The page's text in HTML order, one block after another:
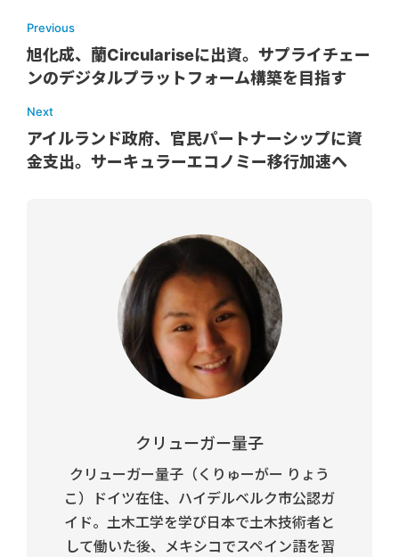
Previous
旭化成、蘭Circulariseに出資。サプライチェー
ンのデジタルプラットフォーム構築を目指す
Next
アイルランド政府、官民パートナーシップに資
金支出。サーキュラーエコノミー移行加速へ
クリューガー量子
クリューガー量子（くりゅーがー りょう
こ）ドイツ在住、ハイデルベルク市公認ガ
イド。土木工学を学び日本で土木技術者と
して働いた後、メキシコでスペイン語を習